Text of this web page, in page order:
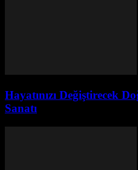
Hayatınızı Değiştirecek
Sanatı